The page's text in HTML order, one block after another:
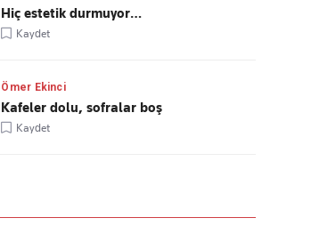
Hiç estetik durmuyor…
Kaydet
Ömer Ekinci
Kafeler dolu, sofralar boş
Kaydet